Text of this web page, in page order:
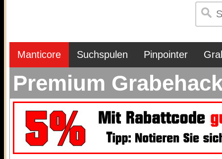
Manticore Suchspulen Pinpointer
Premium